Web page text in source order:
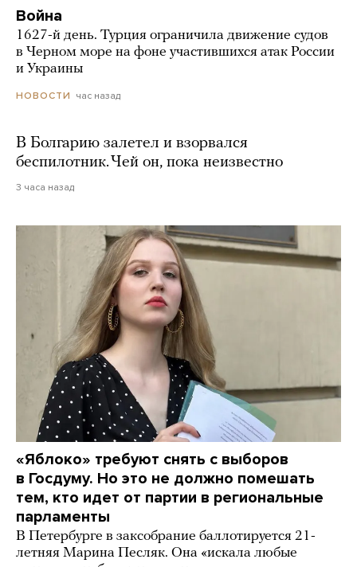
Война
1627-й день. Турция ограничила движение судов
в Черном море на фоне участившихся атак России
и Украины
НОВОСТИ час назад
В Болгарию залетел и взорвался
беспилотник. Чей он, пока неизвестно
3 часа назад
«Яблоко» требуют снять с выборов
в Госдуму. Но это не должно помешать
тем, кто идет от партии в региональные
парламенты
В Петербурге в заксобрание баллотируется 21-
летняя Марина Песляк. Она «искала любые